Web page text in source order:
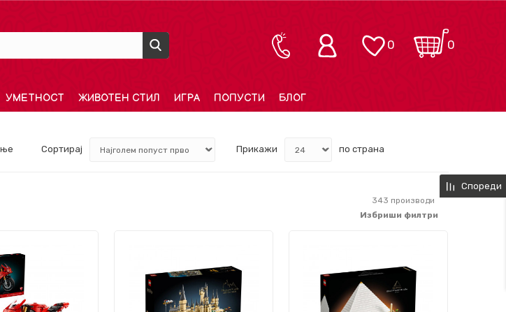
0
0
УМЕТНОСТ ЖИВОТЕН СТИЛ ИГРА ПОПУСТИ БЛОГ
Сортирај Прикажи по страна
343 производи
Избриши филтри
Спореди